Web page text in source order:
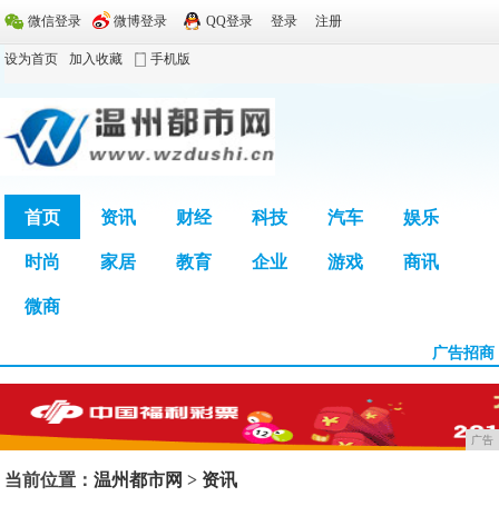
微信登录 微博登录 QQ登录 登录 注册
设为首页 加入收藏 手机版
首页 资讯 财经 科技 汽车 娱乐
时尚 家居 教育 企业 游戏 商讯
微商
广告招商
广告
当前位置：温州都市网 > 资讯